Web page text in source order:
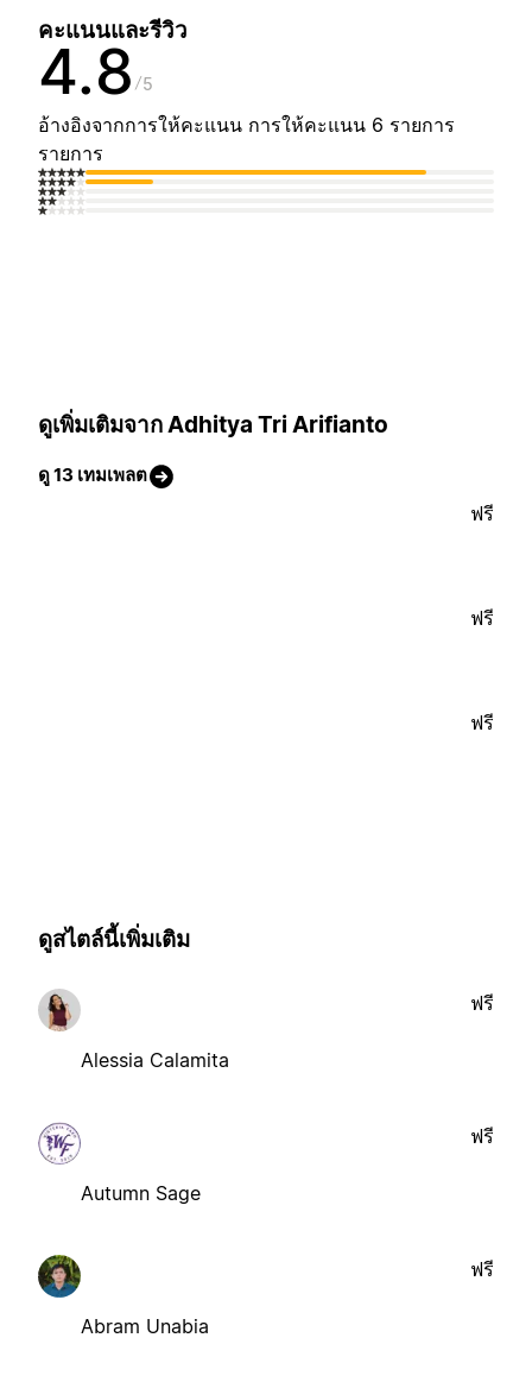
คะแนนและรีวิว
4.8 5
อ้างอิงจากการให้คะแนน การให้คะแนน 6 รายการ
รายการ
ดูเพิ่มเติมจาก Adhitya Tri Arifianto
ดู 13 เทมเพลต
ฟรี
ฟรี
ฟรี
ดูสไตล์นี้เพิ่มเติม
Alessia Calamita
ฟรี
Autumn Sage
ฟรี
Abram Unabia
ฟรี